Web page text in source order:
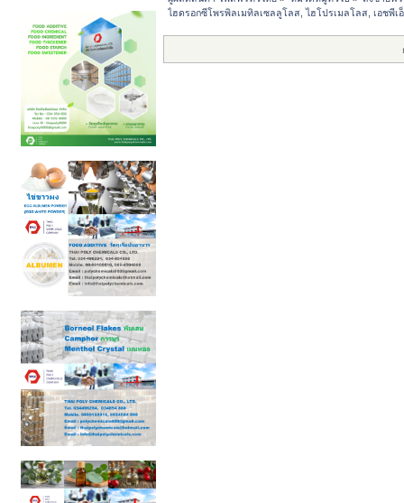
ไฮดรอกซีโพรพิลเมทิลเซลลูโลส, ไฮโปรเมลโลส, เอชพีเ